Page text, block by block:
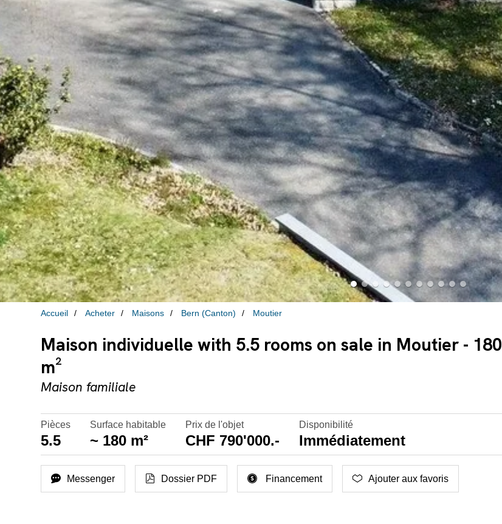
Accueil Acheter Maisons Bern (Canton) Moutier
Maison individuelle with 5.5 rooms on sale in Moutier - 180
m²
Maison familiale
Pièces
5.5
Surface habitable
~ 180 m²
Prix de l'objet
CHF 790'000.-
Disponibilité
Immédiatement
Messenger Dossier PDF Financement Ajouter aux favoris